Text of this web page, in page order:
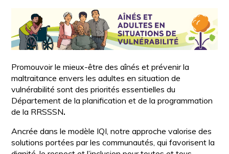
Promouvoir le mieux-être des aînés et prévenir la
maltraitance envers les adultes en situation de
vulnérabilité sont des priorités essentielles du
Département de la planification et de la programmation
de la RRSSSN.
Ancrée dans le modèle IQI, notre approche valorise des
solutions portées par les communautés, qui favorisent la